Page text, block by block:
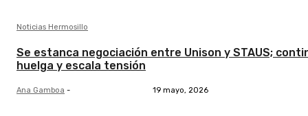
Noticias Hermosillo
Se estanca negociación entre Unison y STAUS;
huelga y escala tensión
Ana Gamboa - 19 mayo, 2026